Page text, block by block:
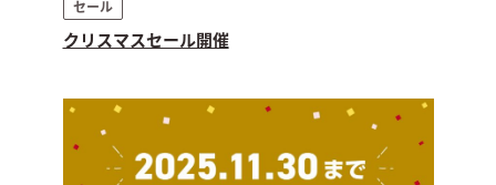
セール
クリスマスセール開催